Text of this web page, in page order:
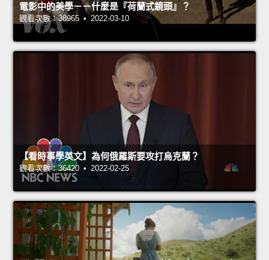
電影中的美學－－什麼是『荷蘭式鏡頭』？
觀看次數：38965 • 2022-03-10
【看時事學英文】為何俄羅斯要攻打烏克蘭？
觀看次數：36420 • 2022-02-25